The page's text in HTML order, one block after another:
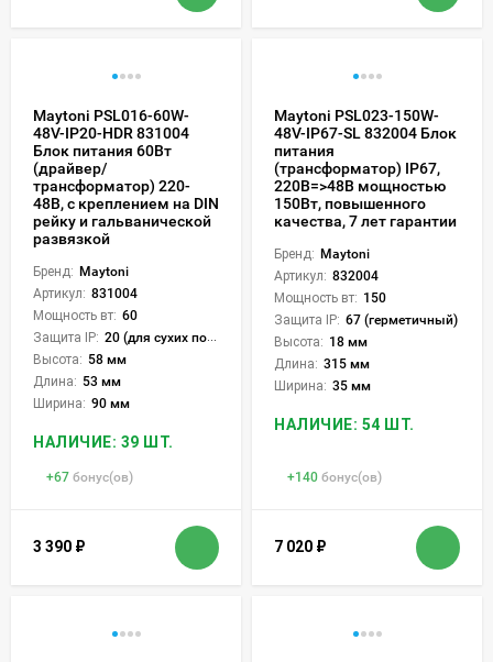
Maytoni PSL016-60W-
48V-IP20-HDR 831004
Блок питания 60Вт
(драйвер/
трансформатор) 220-
48В, с креплением на DIN
рейку и гальванической
развязкой
Бренд: Maytoni
Артикул: 831004
Мощность вт: 60
Защита IP: 20 (для сухих пом.)
Высота: 58 мм
Длина: 53 мм
Ширина: 90 мм
НАЛИЧИЕ: 39 ШТ.
+67 бонус(ов)
3 390 ₽
Maytoni PSL023-150W-
48V-IP67-SL 832004 Блок
питания
(трансформатор) IP67,
220В=>48В мощностью
150Вт, повышенного
качества, 7 лет гарантии
Бренд: Maytoni
Артикул: 832004
Мощность вт: 150
Защита IP: 67 (герметичный)
Высота: 18 мм
Длина: 315 мм
Ширина: 35 мм
НАЛИЧИЕ: 54 ШТ.
+140 бонус(ов)
7 020 ₽